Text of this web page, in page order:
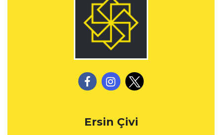
Ersin Çivi